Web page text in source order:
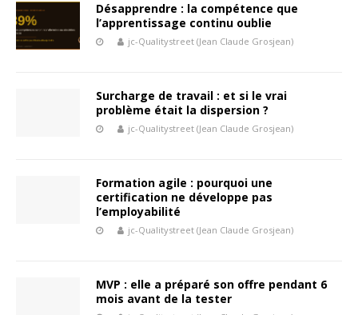
Désapprendre : la compétence que
l’apprentissage continu oublie
jc-Qualitystreet (Jean Claude Grosjean)
Surcharge de travail : et si le vrai
problème était la dispersion ?
jc-Qualitystreet (Jean Claude Grosjean)
Formation agile : pourquoi une
certification ne développe pas
l’employabilité
jc-Qualitystreet (Jean Claude Grosjean)
MVP : elle a préparé son offre pendant 6
mois avant de la tester